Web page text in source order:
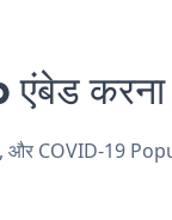
करना
COVID-19